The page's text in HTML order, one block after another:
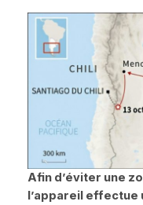
Afin d’éviter une
l’appareil effectue